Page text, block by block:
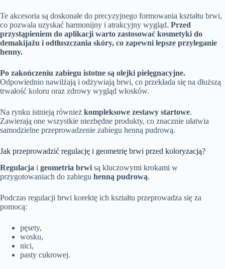
Te akcesoria są doskonałe do precyzyjnego formowania kształtu brwi,
co pozwala uzyskać harmonijny i atrakcyjny wygląd. Przed
przystąpieniem do aplikacji warto zastosować kosmetyki do
demakijażu i odtłuszczania skóry, co zapewni lepsze przyleganie
henny.
Po zakończeniu zabiegu istotne są olejki pielęgnacyjne.
Odpowiednio nawilżają i odżywiają brwi, co przekłada się na dłuższą
trwałość koloru oraz zdrowy wygląd włosków.
Na rynku istnieją również kompleksowe zestawy startowe.
Zawierają one wszystkie niezbędne produkty, co znacznie ułatwia
samodzielne przeprowadzenie zabiegu henną pudrową.
Jak przeprowadzić regulację i geometrię brwi przed koloryzacją?
Regulacja i geometria brwi są kluczowymi krokami w
przygotowaniach do zabiegu henną pudrową.
Podczas regulacji brwi korektę ich kształtu przeprowadza się za
pomocą:
pęsety,
wosku,
nici,
pasty cukrowej.